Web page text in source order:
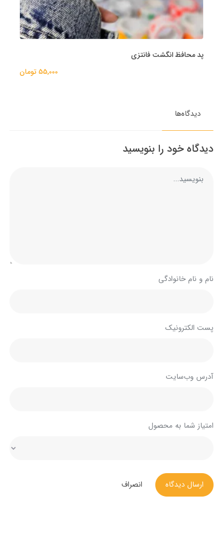
پد محافظ انگشت فانتزی
55,000 تومان
دیدگاه‌ها
دیدگاه خود را بنویسید
نام و نام خانوادگی
پست الکترونیک
آدرس وب‌سایت
امتیاز شما به محصول
ارسال دیدگاه انصراف